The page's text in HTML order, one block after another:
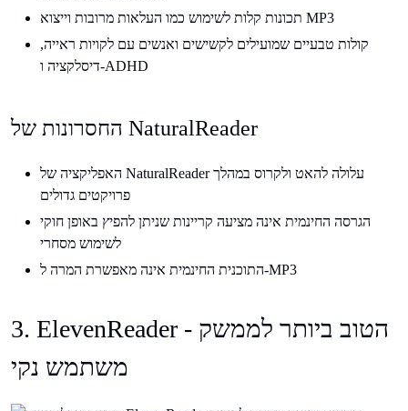
תכונות קלות לשימוש כמו העלאות מרובות וייצוא MP3
קולות טבעיים שמועילים לקשישים ואנשים עם לקויות ראייה,
דיסלקציה ו-ADHD
החסרונות של NaturalReader
האפליקציה של NaturalReader עלולה להאט ולקרוס במהלך
פרויקטים גדולים
הגרסה החינמית אינה מציעה קריינות שניתן להפיץ באופן חוקי
לשימוש מסחרי
התוכנית החינמית אינה מאפשרת המרה ל-MP3
3. ElevenReader - הטוב ביותר לממשק
משתמש נקי